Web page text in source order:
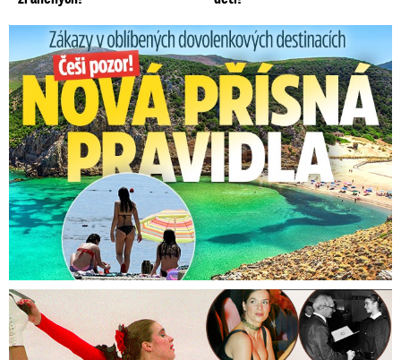
Zákazy v dovolenkových rájích: Restrikce proti naháčům!
Tajná policie špehovala krasobruslařku Wittovou: Pikantní ...